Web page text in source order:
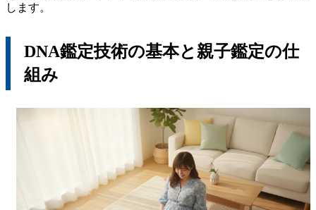
します。
DNA鑑定技術の基本と親子鑑定の仕
組み